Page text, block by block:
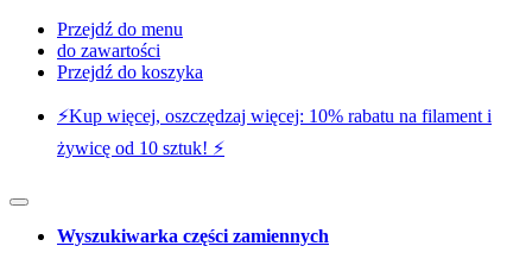
Przejdź do menu
do zawartości
Przejdź do koszyka
⚡️Kup więcej, oszczędzaj więcej: 10% rabatu na filament i
żywicę od 10 sztuk! ⚡️
Wyszukiwarka części zamiennych